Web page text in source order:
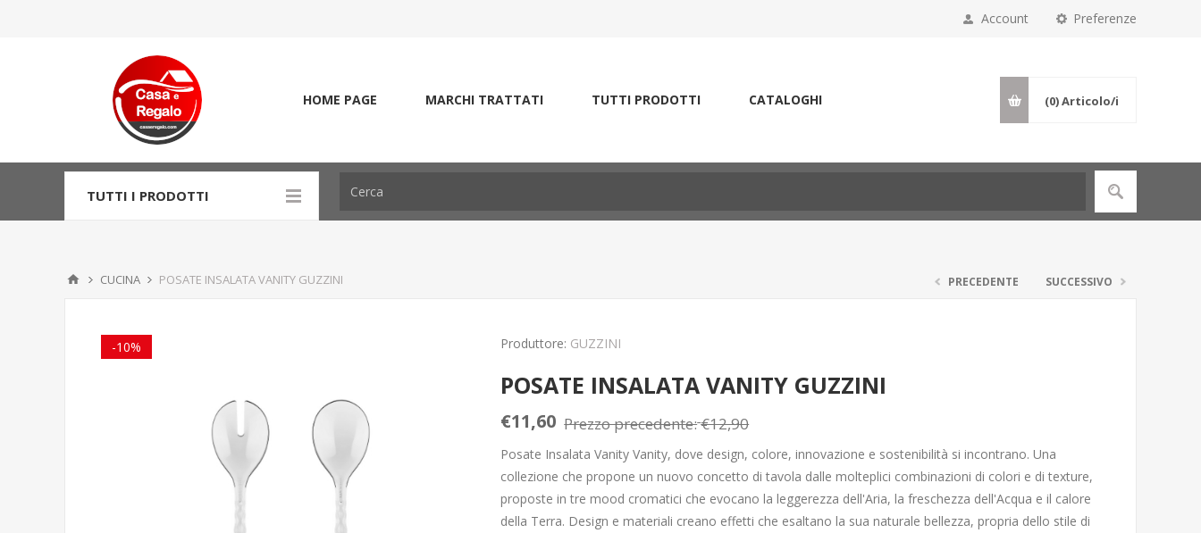
Preferenze
Account
HOME PAGE MARCHI TRATTATI TUTTI PRODOTTI CATALOGHI (0)Articolo/i
TUTTI I PRODOTTI
CUCINA POSATE INSALATA VANITY GUZZINI PRECEDENTE SUCCESSIVO
-10% Produttore: GUZZINI
POSATE INSALATA VANITY GUZZINI
€11,60 Prezzo precedente:€12,90
Posate Insalata Vanity Vanity, dove design, colore, innovazione e sostenibilità si incontrano. Una
collezione che propone un nuovo concetto di tavola dalle molteplici combinazioni di colori e di texture,
proposte in tre mood cromatici che evocano la leggerezza dell'Aria, la freschezza dell'Acqua e il calore
della Terra. Design e materiali creano effetti che esaltano la sua naturale bellezza, propria dello stile di